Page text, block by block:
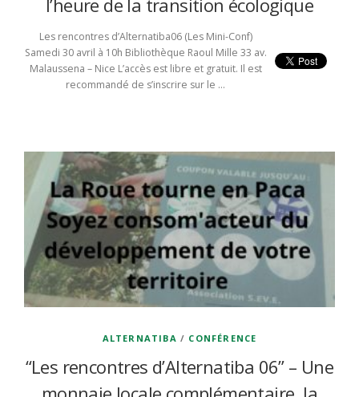
l’heure de la transition écologique
Les rencontres d’Alternatiba06 (Les Mini-Conf)
Samedi 30 avril à 10h Bibliothèque Raoul Mille 33 av.
Malaussena – Nice L’accès est libre et gratuit. Il est
recommandé de s’inscrire sur le …
ALTERNATIBA / CONFÉRENCE
“Les rencontres d’Alternatiba 06” – Une